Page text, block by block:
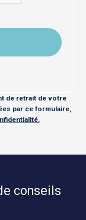
de retrait de votre
par ce formulaire,
conseils